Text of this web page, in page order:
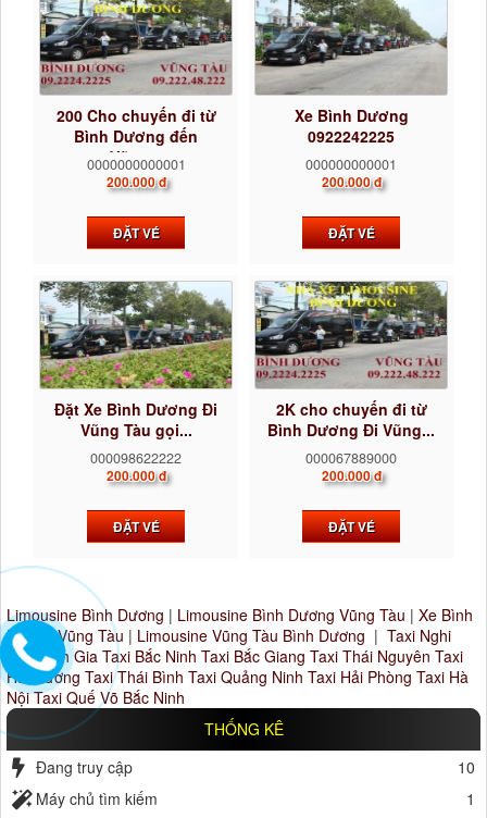
200 Cho chuyến đi từ
Bình Dương đến
Vũng...
0000000000001
200.000 đ
ĐẶT VÉ
Xe Bình Dương
0922242225
000000000001
200.000 đ
ĐẶT VÉ
Đặt Xe Bình Dương Đi
Vũng Tàu gọi...
000098622222
200.000 đ
ĐẶT VÉ
2K cho chuyến đi từ
Bình Dương Đi Vũng...
000067889000
200.000 đ
ĐẶT VÉ
Limousine Bình Dương | Limousine Bình Dương Vũng Tàu | Xe Bình
Dương Vũng Tàu | Limousine Vũng Tàu Bình Dương | Taxi Nghi
Sơn Tĩnh Gia Taxi Bắc Ninh Taxi Bắc Giang Taxi Thái Nguyên Taxi
Hải Dương Taxi Thái Bình Taxi Quảng Ninh Taxi Hải Phòng Taxi Hà
Nội Taxi Quế Võ Bắc Ninh
THỐNG KÊ
Đang truy cập
10
Máy chủ tìm kiếm
1